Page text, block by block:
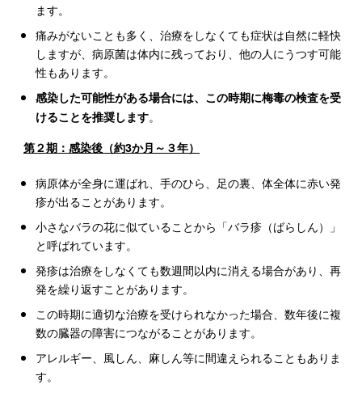
ます。
痛みがないことも多く、治療をしなくても症状は自然に軽快
しますが、病原菌は体内に残っており、他の人にうつす可能
性もあります。
感染した可能性がある場合には、この時期に梅毒の検査を受
けることを推奨します。
第２期：感染後（約3か月～３年）
病原体が全身に運ばれ、手のひら、足の裏、体全体に赤い発
疹が出ることがあります。
小さなバラの花に似ていることから「バラ疹（ばらしん）」
と呼ばれています。
発疹は治療をしなくても数週間以内に消える場合があり、再
発を繰り返すことがあります。
この時期に適切な治療を受けられなかった場合、数年後に複
数の臓器の障害につながることがあります。
アレルギー、風しん、麻しん等に間違えられることもありま
す。